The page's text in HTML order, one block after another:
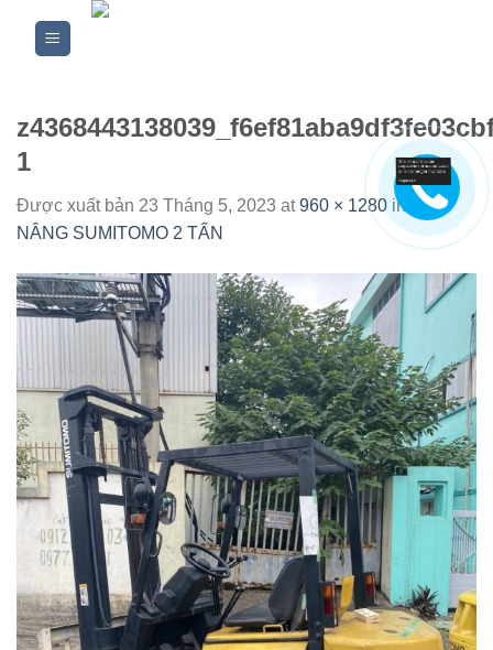
1
Được xuất bản 23 Tháng 5, 2023 at960 × 1280 in
XE
NÂNG SUMITOMO 2 TẤN